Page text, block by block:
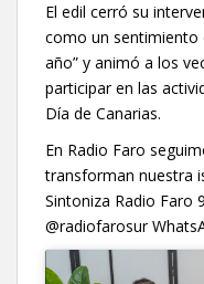
El edil cerró su
como un sentimiento
año” y animó a los
participar en las
Día de Canarias.
En Radio Faro
transforman nuestra
Sintoniza Radio Faro
@radiofarosur